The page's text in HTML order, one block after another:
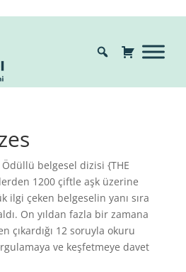
Ödüllü belgesel dizisi {THE
1200 çiftle aşk üzerine
ilgi çeken belgeselin yanı sıra
On yıldan fazla bir zamana
çıkardığı 12 soruyla okuru
ve keşfetmeye davet